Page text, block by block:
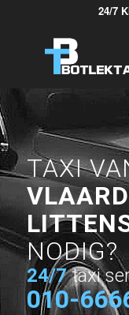
24/7
TAXI
NODIG?
24/7 taxi
010-